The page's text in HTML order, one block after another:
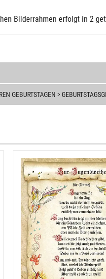
Bilderrahmen erfolgt in 2
GEBURTSTAGEN >